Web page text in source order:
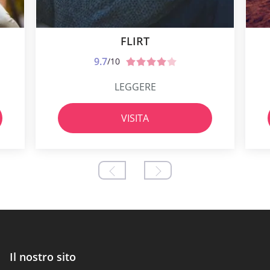
FLIRT
9.7/10
LEGGERE
VISITA
Il nostro sito